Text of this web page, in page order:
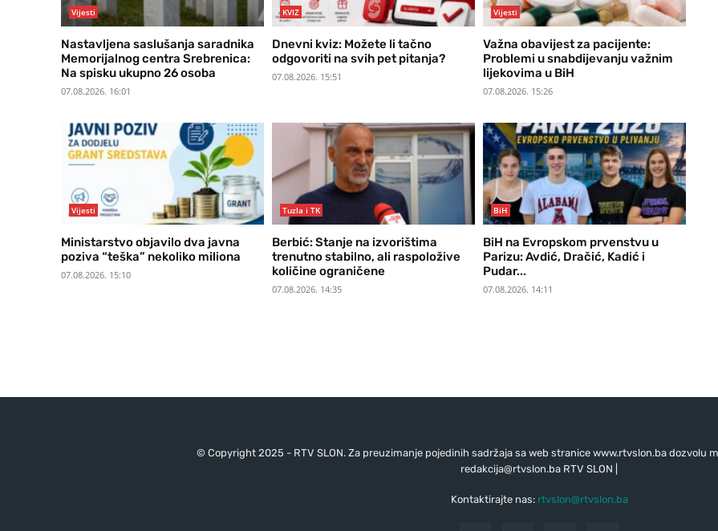
Vijesti
Nastavljena saslušanja saradnika
Memorijalnog centra Srebrenica:
Na spisku ukupno 26 osoba
07.08.2026. 16:01
KVIZ
Dnevni kviz: Možete li tačno
odgovoriti na svih pet pitanja?
07.08.2026. 15:51
Vijesti
Važna obavijest za pacijente:
Problemi u snabdijevanju važnim
lijekovima u BiH
07.08.2026. 15:26
Vijesti
Ministarstvo objavilo dva javna
poziva “teška” nekoliko miliona
07.08.2026. 15:10
Tuzla i TK
Berbić: Stanje na izvorištima
trenutno stabilno, ali raspoložive
količine ograničene
07.08.2026. 14:35
BiH
BiH na Evropskom prvenstvu u
Parizu: Avdić, Dračić, Kadić i
Pudar...
07.08.2026. 14:11
© Copyright 2025 - RTV SLON. Za preuzimanje pojedinih sadržaja sa web stranice www.rtvslon.ba dozvolu
redakcija@rtvslon.baRTV SLON |
Kontaktirajte nas: rtvslon@rtvslon.ba